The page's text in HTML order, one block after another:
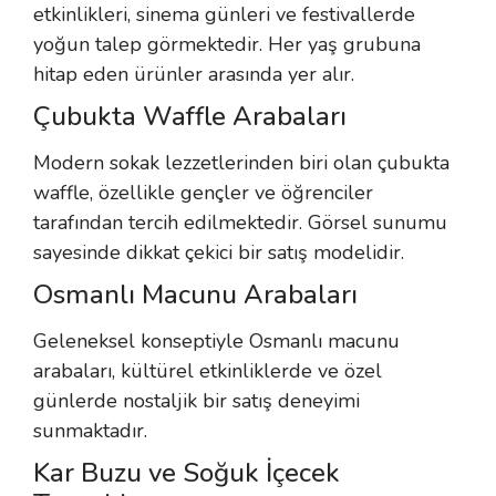
etkinlikleri, sinema günleri ve festivallerde
yoğun talep görmektedir. Her yaş grubuna
hitap eden ürünler arasında yer alır.
Çubukta Waffle Arabaları
Modern sokak lezzetlerinden biri olan çubukta
waffle, özellikle gençler ve öğrenciler
tarafından tercih edilmektedir. Görsel sunumu
sayesinde dikkat çekici bir satış modelidir.
Osmanlı Macunu Arabaları
Geleneksel konseptiyle Osmanlı macunu
arabaları, kültürel etkinliklerde ve özel
günlerde nostaljik bir satış deneyimi
sunmaktadır.
Kar Buzu ve Soğuk İçecek